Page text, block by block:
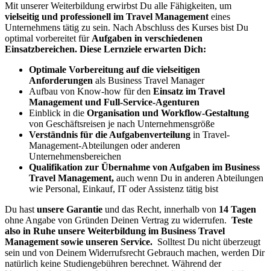
Mit unserer Weiterbildung erwirbst Du alle Fähigkeiten, um
vielseitig und professionell im Travel Managementeines
Unternehmens tätig zu sein. Nach Abschluss des Kurses bist Du
optimal vorbereitet fürAufgaben in verschiedenen
Einsatzbereichen. Diese Lernziele erwarten Dich:
Optimale Vorbereitung auf die vielseitigen
Anforderungen als Business Travel Manager
Aufbau von Know-how für den Einsatz im Travel
Management und Full-Service-Agenturen
Einblick in die Organisation und Workflow-Gestaltung
von Geschäftsreisen je nach Unternehmensgröße
Verständnis für die Aufgabenverteilung in Travel-
Management-Abteilungen oder anderen
Unternehmensbereichen
Qualifikation zur Übernahme von Aufgaben im Business
Travel Management, auch wenn Du in anderen Abteilungen
wie Personal, Einkauf, IT oder Assistenz tätig bist
Du hastunsere Garantie und das Recht, innerhalb von 14 Tagen
ohne Angabe von Gründen Deinen Vertrag zu widerrufen. Teste
also in Ruhe unsere Weiterbildung im Business Travel
Management sowie unseren Service. Solltest Du nicht überzeugt
sein und von Deinem Widerrufsrecht Gebrauch machen, werden Dir
natürlich keine Studiengebühren berechnet. Während der